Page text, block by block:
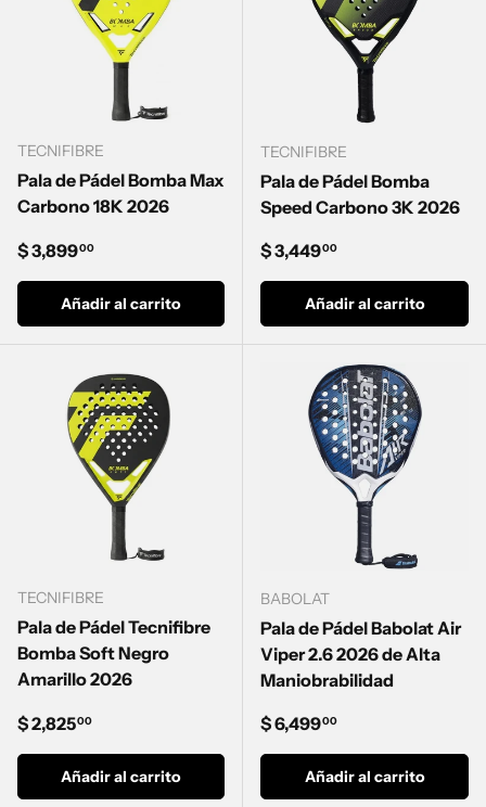
TECNIFIBRE
Pala de Pádel Bomba Max
Carbono 18K 2026
Precio normal
$ 3,89900
Añadir al carrito
TECNIFIBRE
Pala de Pádel Bomba
Speed Carbono 3K 2026
Precio normal
$ 3,44900
Añadir al carrito
TECNIFIBRE
Pala de Pádel Tecnifibre
Bomba Soft Negro
Amarillo 2026
Precio normal
$ 2,82500
Añadir al carrito
BABOLAT
Pala de Pádel Babolat Air
Viper 2.6 2026 de Alta
Maniobrabilidad
Precio normal
$ 6,49900
Añadir al carrito